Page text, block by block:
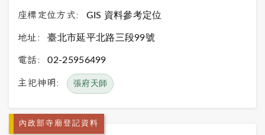
座標定位方式: GIS 資料參考定位
地址: 臺北市延平北路三段99號
電話: 02-25956499
主祀神明: 張府天師
內政部寺廟登記資料